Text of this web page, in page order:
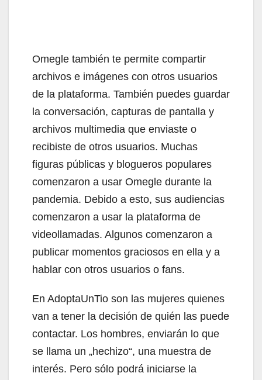
Omegle también te permite compartir
archivos e imágenes con otros usuarios
de la plataforma. También puedes guardar
la conversación, capturas de pantalla y
archivos multimedia que enviaste o
recibiste de otros usuarios. Muchas
figuras públicas y blogueros populares
comenzaron a usar Omegle durante la
pandemia. Debido a esto, sus audiencias
comenzaron a usar la plataforma de
videollamadas. Algunos comenzaron a
publicar momentos graciosos en ella y a
hablar con otros usuarios o fans.
En AdoptaUnTio son las mujeres quienes
van a tener la decisión de quién las puede
contactar. Los hombres, enviarán lo que
se llama un „hechizo“, una muestra de
interés. Pero sólo podrá iniciarse la